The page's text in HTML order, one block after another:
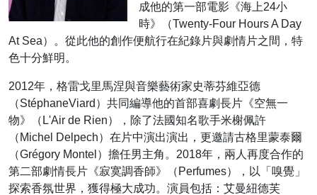
成他的第一部電影《海上24小
時》（Twenty-Four Hours A Day
At Sea）。從此他的創作便航行在紀錄片與劇情片之間，特
色十分鮮明。
2012年，格雷戈里馬涅與音樂藝術家史蒂芬維亞德
（StéphaneViard）共同編導他的首部喜劇長片《空無一
物》（L'Air de Rien），除了法國知名歌手米榭佩許
（Michel Delpech）在片中演出演出，更邀請古格里蒙泰爾
（Grégory Montel）擔任男主角。2018年，兩人再度合作的
第二部劇情長片《寂寞調香師》（Perfumes），以「嗅覺」
探索香氛世界，獲得極大成功。演員包括：艾曼紐德芙